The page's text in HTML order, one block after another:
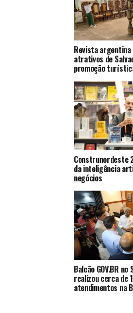
Revista
atrativos de
promoção
Construnordeste
da inteligência
negócios
Balcão GOV.BR
realizou cerca de
atendimentos na